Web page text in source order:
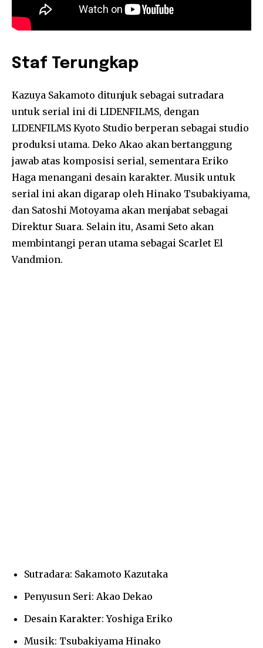
Staf Terungkap
Kazuya Sakamoto ditunjuk sebagai sutradara
untuk serial ini di LIDENFILMS, dengan
LIDENFILMS Kyoto Studio berperan sebagai studio
produksi utama. Deko Akao akan bertanggung
jawab atas komposisi serial, sementara Eriko
Haga menangani desain karakter. Musik untuk
serial ini akan digarap oleh Hinako Tsubakiyama,
dan Satoshi Motoyama akan menjabat sebagai
Direktur Suara. Selain itu, Asami Seto akan
membintangi peran utama sebagai Scarlet El
Vandmion.
Sutradara: Sakamoto Kazutaka
Penyusun Seri: Akao Dekao
Desain Karakter: Yoshiga Eriko
Musik: Tsubakiyama Hinako